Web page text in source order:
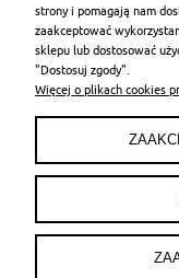
strony i pomagają nam
zaakceptować
sklepu lub dostosować
"Dostosuj zgody".
Więcej o plikach cookies